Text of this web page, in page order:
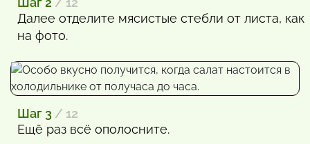
Далее отделите мясистые стебли от листа, как
на фото.
Шаг 3 / 12
Ещё раз всё ополосните.